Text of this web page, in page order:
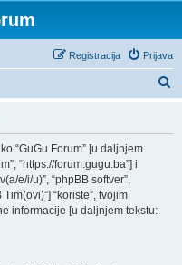
Prijava
Registracija
“GuGu Forum” [u daljnjem
“https://forum.gugu.ba”] i
e/i/u)”, “phpBB softver”,
“koriste”, tvojim
informacije [u daljnjem tekstu: